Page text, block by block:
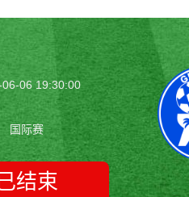
06-06 19:30:00
国际赛
结束